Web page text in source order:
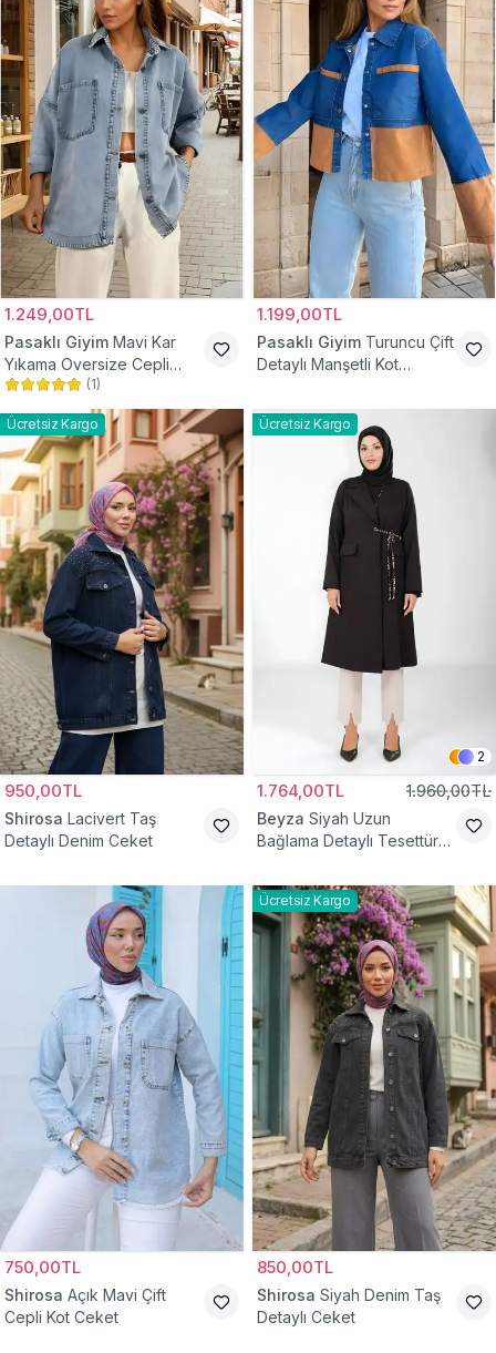
1.249,00TL
Pasaklı Giyim Mavi Kar
Yıkama Oversize Cepli
Düğmeli Tesettür Gömlek
(1)
1.199,00TL
Pasaklı Giyim Turuncu Çift
Detaylı Manşetli Kot
Ücretsiz Kargo
950,00TL
Shirosa Lacivert Taş
Detaylı Denim Ceket
Ücretsiz Kargo
2
1.764,00TL 1.960,00TL
Beyza Siyah Uzun
Bağlama Detaylı Tesettür
750,00TL
Shirosa Açık Mavi Çift
Cepli Kot Ceket
Ücretsiz Kargo
850,00TL
Shirosa Siyah Denim Taş
Detaylı Ceket